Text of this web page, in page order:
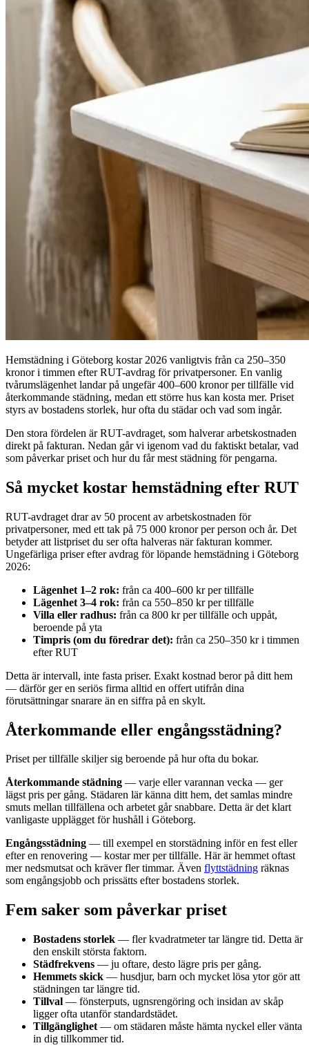
Hemstädning i Göteborg kostar 2026 vanligtvis från ca 250–350
kronor i timmen efter RUT-avdrag för privatpersoner. En vanlig
tvårumslägenhet landar på ungefär 400–600 kronor per tillfälle vid
återkommande städning, medan ett större hus kan kosta mer. Priset
styrs av bostadens storlek, hur ofta du städar och vad som ingår.
Den stora fördelen är RUT-avdraget, som halverar arbetskostnaden
direkt på fakturan. Nedan går vi igenom vad du faktiskt betalar, vad
som påverkar priset och hur du får mest städning för pengarna.
Så mycket kostar hemstädning efter RUT
RUT-avdraget drar av 50 procent av arbetskostnaden för
privatpersoner, med ett tak på 75 000 kronor per person och år. Det
betyder att listpriset du ser ofta halveras när fakturan kommer.
Ungefärliga priser efter avdrag för löpande hemstädning i Göteborg
2026:
Lägenhet 1–2 rok: från ca 400–600 kr per tillfälle
Lägenhet 3–4 rok: från ca 550–850 kr per tillfälle
Villa eller radhus: från ca 800 kr per tillfälle och uppåt,
beroende på yta
Timpris (om du föredrar det): från ca 250–350 kr i timmen
efter RUT
Detta är intervall, inte fasta priser. Exakt kostnad beror på ditt hem
— därför ger en seriös firma alltid en offert utifrån dina
förutsättningar snarare än en siffra på en skylt.
Återkommande eller engångsstädning?
Priset per tillfälle skiljer sig beroende på hur ofta du bokar.
Återkommande städning — varje eller varannan vecka — ger
lägst pris per gång. Städaren lär känna ditt hem, det samlas mindre
smuts mellan tillfällena och arbetet går snabbare. Detta är det klart
vanligaste upplägget för hushåll i Göteborg.
Engångsstädning — till exempel en storstädning inför en fest eller
efter en renovering — kostar mer per tillfälle. Här är hemmet oftast
mer nedsmutsat och kräver fler timmar. Även flyttstädning räknas
som engångsjobb och prissätts efter bostadens storlek.
Fem saker som påverkar priset
Bostadens storlek — fler kvadratmeter tar längre tid. Detta är
den enskilt största faktorn.
Städfrekvens — ju oftare, desto lägre pris per gång.
Hemmets skick — husdjur, barn och mycket lösa ytor gör att
städningen tar längre tid.
Tillval — fönsterputs, ugnsrengöring och insidan av skåp
ligger ofta utanför standardstädet.
Tillgänglighet — om städaren måste hämta nyckel eller vänta
in dig tillkommer tid.